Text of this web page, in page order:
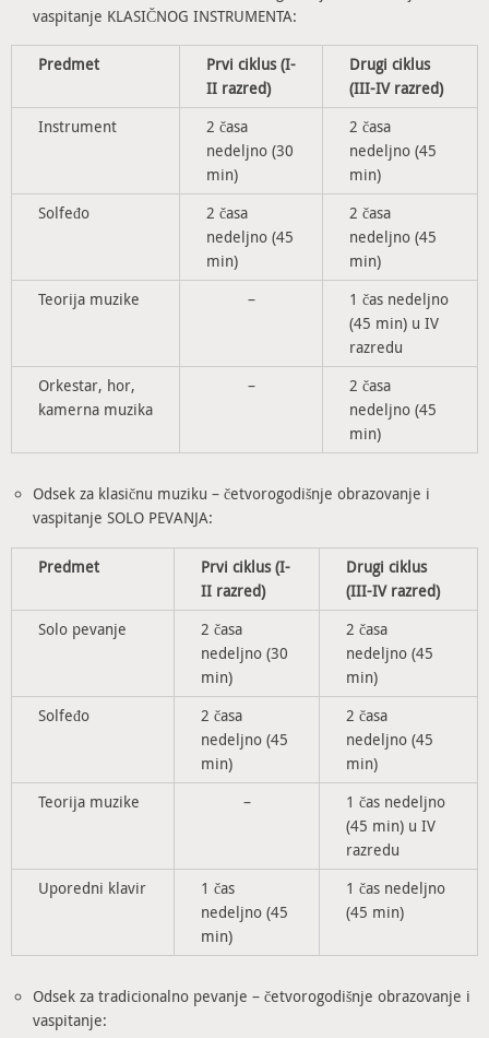
vaspitanje KLASIČNOG INSTRUMENTA:
Predmet
Prvi ciklus (I-
II razred)
Drugi ciklus
(III-IV razred)
Instrument
2 časa
nedeljno (30
min)
2 časa
nedeljno (45
min)
Solfeđo
2 časa
nedeljno (45
min)
2 časa
nedeljno (45
min)
Teorija muzike
–
1 čas nedeljno
(45 min) u IV
razredu
Orkestar, hor,
kamerna muzika
–
2 časa
nedeljno (45
min)
Odsek za klasičnu muziku – četvorogodišnje obrazovanje i
vaspitanje SOLO PEVANJA:
Predmet
Prvi ciklus (I-
II razred)
Drugi ciklus
(III-IV razred)
Solo pevanje
2 časa
nedeljno (30
min)
2 časa
nedeljno (45
min)
Solfeđo
2 časa
nedeljno (45
min)
2 časa
nedeljno (45
min)
Teorija muzike
–
1 čas nedeljno
(45 min) u IV
razredu
Uporedni klavir
1 čas
nedeljno (45
min)
1 čas nedeljno
(45 min)
Odsek za tradicionalno pevanje – četvorogodišnje obrazovanje i
vaspitanje: